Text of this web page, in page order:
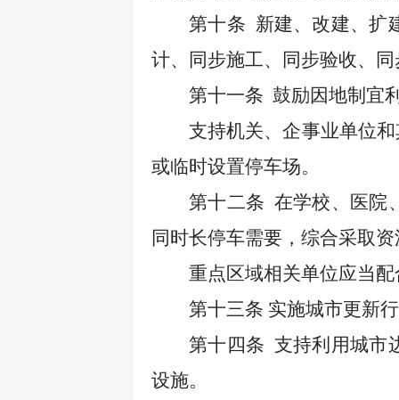
第十条 新建、改建、扩
计、同步施工、同步验收、
第十一条 鼓励因地制宜
支持机关、企事业单位
或临时设置停车场。
第十二条 在学校、医院
同时长停车需要，综合采取
重点区域相关单位应当
第十三条 实施城市更新
第十四条 支持利用城市
设施。